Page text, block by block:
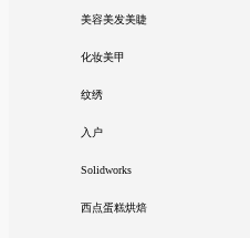
美容美发美睫
化妆美甲
纹绣
入户
Solidworks
西点蛋糕烘焙